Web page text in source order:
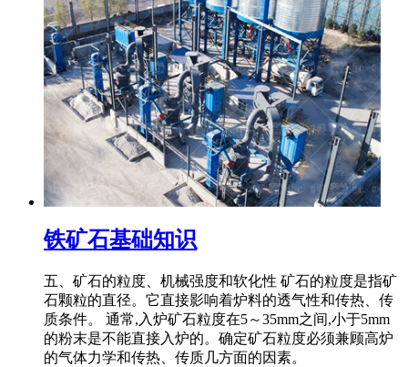
铁矿石基础知识
五、矿石的粒度、机械强度和软化性 矿石的粒度是指矿
石颗粒的直径。它直接影响着炉料的透气性和传热、传
质条件。 通常,入炉矿石粒度在5～35mm之间,小于5mm
的粉末是不能直接入炉的。确定矿石粒度必须兼顾高炉
的气体力学和传热、传质几方面的因素。